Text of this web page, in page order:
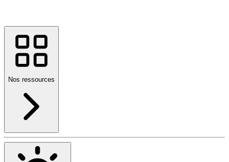
Nos ressources